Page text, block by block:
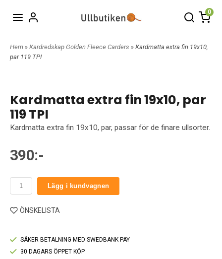
0
Hem » Kardredskap Golden Fleece Carders » Kardmatta extra fin 19x10,
par 119 TPI
Kardmatta extra fin 19x10, par
119 TPI
Kardmatta extra fin 19x10, par, passar för de finare ullsorter.
390:-
Lägg i kundvagnen
ÖNSKELISTA
SÄKER BETALNING MED SWEDBANK PAY
30 DAGARS ÖPPET KÖP